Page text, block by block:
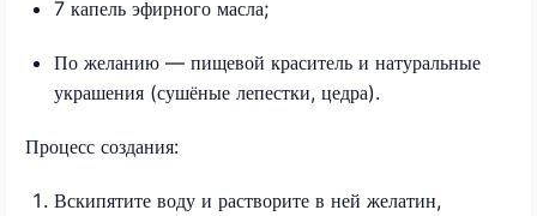
7 капель эфирного масла;
По желанию — пищевой краситель и натуральные
украшения (сушёные лепестки, цедра).
Процесс создания:
Вскипятите воду и растворите в ней желатин,